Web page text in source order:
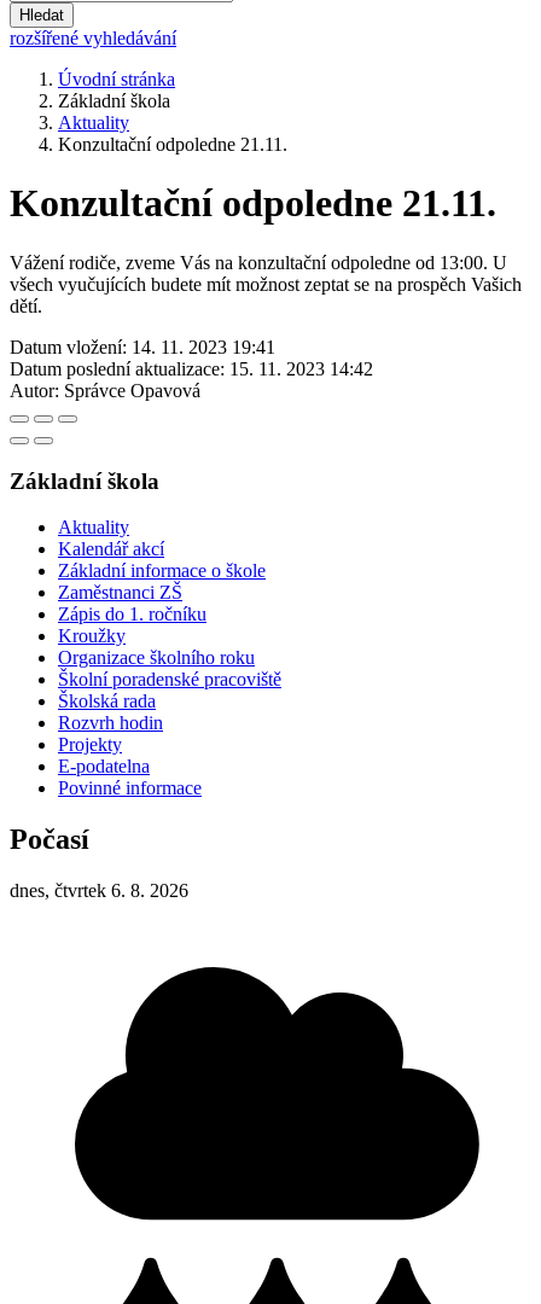
Hledat
rozšířené vyhledávání
Úvodní stránka
Základní škola
Aktuality
Konzultační odpoledne 21.11.
Konzultační odpoledne 21.11.
Vážení rodiče, zveme Vás na konzultační odpoledne od 13:00. U
všech vyučujících budete mít možnost zeptat se na prospěch Vašich
dětí.
Datum vložení: 14. 11. 2023 19:41
Datum poslední aktualizace: 15. 11. 2023 14:42
Autor: Správce Opavová
Základní škola
Aktuality
Kalendář akcí
Základní informace o škole
Zaměstnanci ZŠ
Zápis do 1. ročníku
Kroužky
Organizace školního roku
Školní poradenské pracoviště
Školská rada
Rozvrh hodin
Projekty
E-podatelna
Povinné informace
Počasí
dnes, čtvrtek 6. 8. 2026